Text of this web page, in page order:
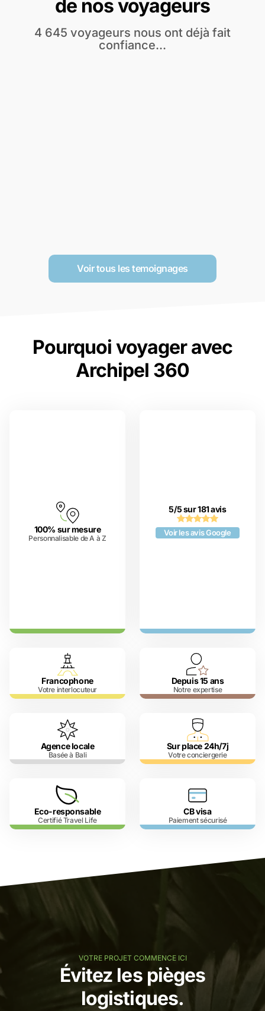
de nos voyageurs
4 645 voyageurs nous ont déjà fait
confiance...
Voir tous les temoignages
Pourquoi voyager avec
Archipel 360
100% sur mesure
Personnalisable de A à Z
5/5 sur 181 avis
Voir les avis Google
Francophone
Votre interlocuteur
Depuis 15 ans
Notre expertise
Agence locale
Basée à Bali
Sur place 24h/7j
Votre conciergerie
Eco-responsable
Certifié Travel Life
CB visa
Paiement sécurisé
VOTRE PROJET COMMENCE ICI
Évitez les pièges
logistiques.